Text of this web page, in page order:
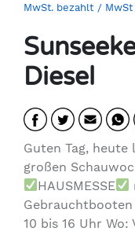
MwSt. bezahlt / MwSt
Diesel
Guten Tag,
großen
HAUSMESSE
Gebrauchtbooten
10 bis 16 Uhr